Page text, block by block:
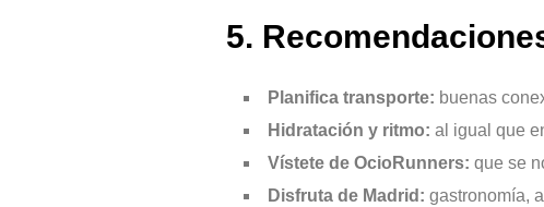
5.
Planifica transporte: buenas
Hidratación y ritmo: al igual que
Vístete de OcioRunners: que se
Disfruta de Madrid: gastronomía,